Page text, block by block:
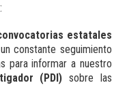
estatales
constante seguimiento
para informar a nuestro
(PDI) sobre las